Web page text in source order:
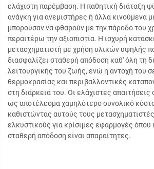
ελάχιστη παρέμβαση. Η παθητική διάταξη
ανάγκη για ανεμιστήρες ή άλλα κινούμενα
μπορούσαν να φθαρούν με την πάροδο του
περαιτέρω την αξιοπιστία. Η ισχυρή
μετασχηματιστή με χρήση υλικών υψηλής
διασφαλίζει σταθερή απόδοση καθ' όλη τη
λειτουργικής του ζωής, ενώ η αντοχή του
θερμοκρασίας και περιβαλλοντικές
στη διάρκειά του. Οι ελάχιστες
ως αποτέλεσμα χαμηλότερο συνολικό
καθιστώντας αυτούς τους μετασχηματιστές
ελκυστικούς για κρίσιμες εφαρμογές όπου
σταθερή απόδοση είναι απαραίτητες.